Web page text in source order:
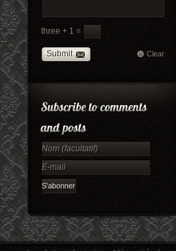
three + 1 =
Submit Clear